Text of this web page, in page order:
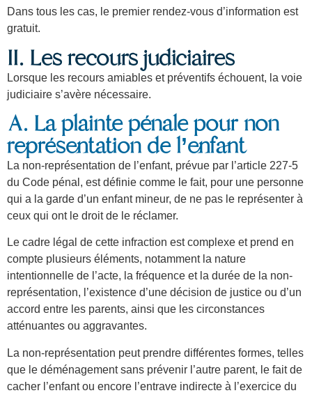
Dans tous les cas, le premier rendez-vous d’information est
gratuit.
II. Les recours judiciaires
Lorsque les recours amiables et préventifs échouent, la voie
judiciaire s’avère nécessaire.
A. La plainte pénale pour non
représentation de l’enfant
La non-représentation de l’enfant, prévue par l’article 227-5
du Code pénal, est définie comme le fait, pour une personne
qui a la garde d’un enfant mineur, de ne pas le représenter à
ceux qui ont le droit de le réclamer.
Le cadre légal de cette infraction est complexe et prend en
compte plusieurs éléments, notamment la nature
intentionnelle de l’acte, la fréquence et la durée de la non-
représentation, l’existence d’une décision de justice ou d’un
accord entre les parents, ainsi que les circonstances
atténuantes ou aggravantes.
La non-représentation peut prendre différentes formes, telles
que le déménagement sans prévenir l’autre parent, le fait de
cacher l’enfant ou encore l’entrave indirecte à l’exercice du